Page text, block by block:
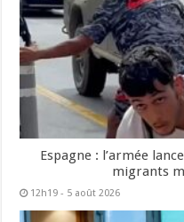
Espagne : l’armée
migrants
12h19 - 5 août 2026